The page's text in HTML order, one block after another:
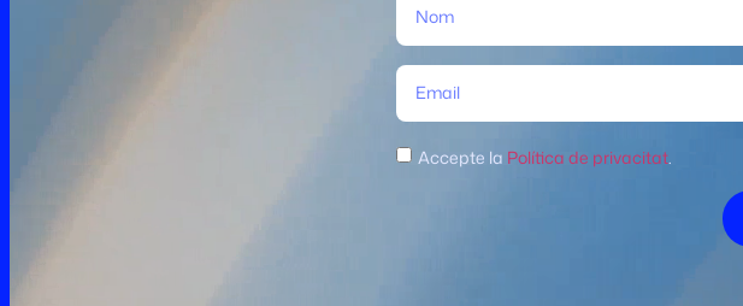
Accepte la Política de privacitat